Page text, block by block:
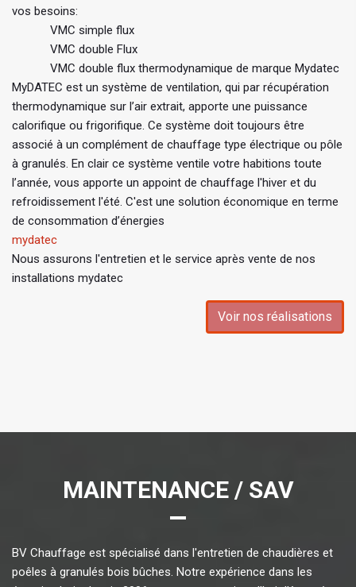
vos besoins:
VMC simple flux
VMC double Flux
VMC double flux thermodynamique de marque Mydatec
MyDATEC est un système de ventilation, qui par récupération
thermodynamique sur l’air extrait, apporte une puissance
calorifique ou frigorifique. Ce système doit toujours être
associé à un complément de chauffage type électrique ou pôle
à granulés. En clair ce système ventile votre habitions toute
l’année, vous apporte un appoint de chauffage l'hiver et du
refroidissement l'été. C'est une solution économique en terme
de consommation d’énergies
mydatec
Nous assurons l'entretien et le service après vente de nos
installations mydatec
Voir nos réalisations
MAINTENANCE / SAV
BV Chauffage est spécialisé dans l'entretien de chaudières et
poêles à granulés bois bûches. Notre expérience dans les